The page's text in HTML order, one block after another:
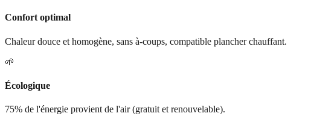
Confort optimal
Chaleur douce et homogène, sans à-coups, compatible plancher chauffant.
🌱
Écologique
75% de l'énergie provient de l'air (gratuit et renouvelable).